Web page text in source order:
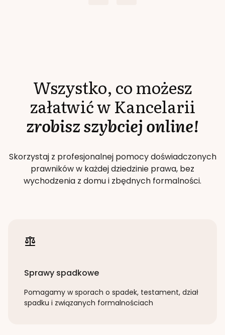
Wszystko, co możesz
załatwić w Kancelarii
zrobisz szybciej online!
Skorzystaj z profesjonalnej pomocy doświadczonych
prawników w każdej dziedzinie prawa, bez
wychodzenia z domu i zbędnych formalności.
Sprawy spadkowe
Pomagamy w sporach o spadek, testament, dział
spadku i związanych formalnościach